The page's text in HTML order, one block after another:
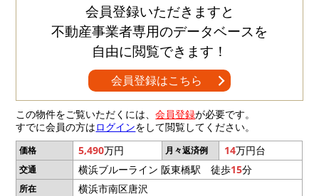
会員登録いただきますと
不動産事業者専用のデータベースを
自由に閲覧できます！
会員登録はこちら
この物件をご覧いただくには、会員登録が必要です。
すでに会員の方はログインをして閲覧してください。
価格 5,490万円 月々返済例 14万円台
交通 横浜ブルーライン 阪東橋駅 徒歩15分
所在 横浜市南区唐沢